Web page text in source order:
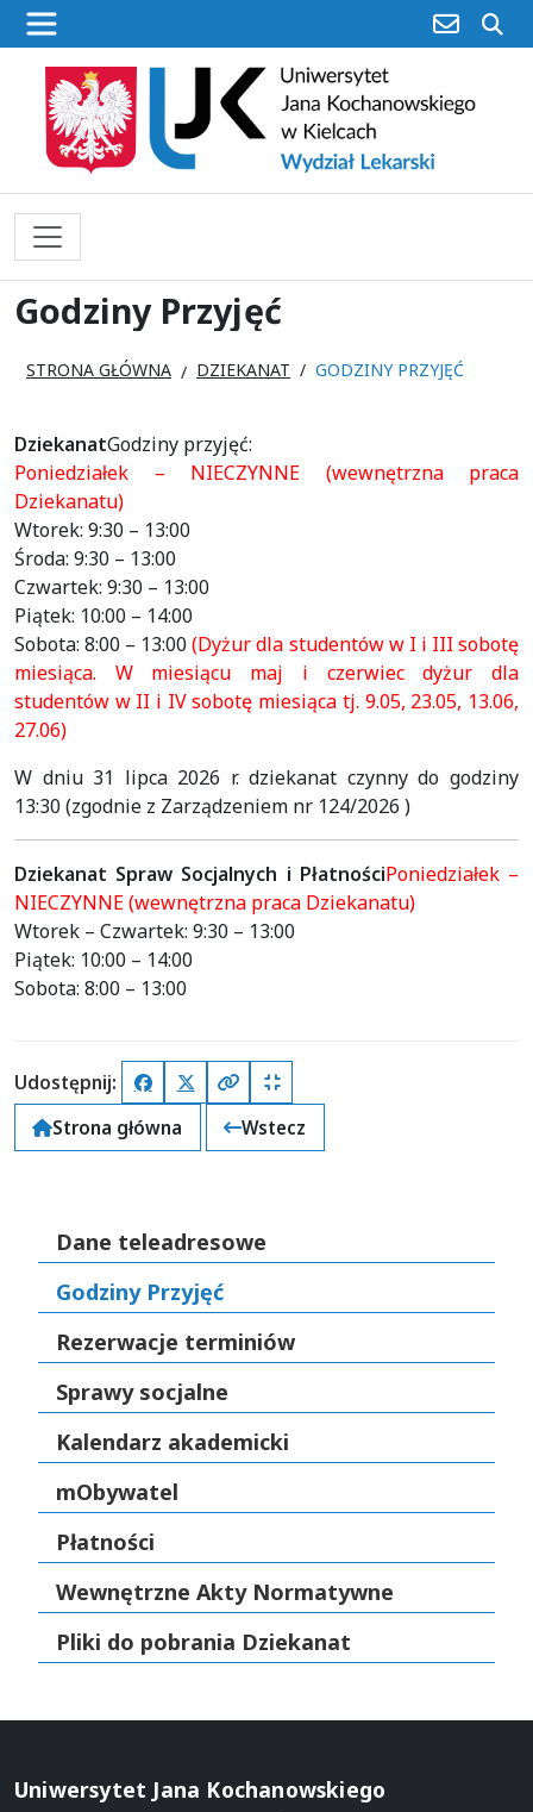
poczta
Godziny Przyjęć
STRONA GŁÓWNA DZIEKANAT GODZINY PRZYJĘĆ
DziekanatGodziny przyjęć:
Poniedziałek – NIECZYNNE (wewnętrzna praca
Dziekanatu)
Wtorek: 9:30 – 13:00
Środa: 9:30 – 13:00
Czwartek: 9:30 – 13:00
Piątek: 10:00 – 14:00
Sobota: 8:00 – 13:00(Dyżur dla studentów w I i III sobotę
miesiąca. W miesiącu maj i czerwiec dyżur dla
studentów w II i IV sobotę miesiąca tj. 9.05, 23.05, 13.06,
27.06)
W dniu 31 lipca 2026 r. dziekanat czynny do godziny
13:30 (zgodnie z Zarządzeniem nr 124/2026 )
Dziekanat Spraw Socjalnych i PłatnościPoniedziałek –
NIECZYNNE (wewnętrzna praca Dziekanatu)
Wtorek – Czwartek: 9:30 – 13:00
Piątek: 10:00 – 14:00
Sobota: 8:00 – 13:00
Udostępnij: FacebookX (Twitter)
Kopiuj pełny link
Kopiuj krótki link
Strona główna
Wstecz
Dane teleadresowe
Godziny Przyjęć
Rezerwacje terminiów
Sprawy socjalne
Kalendarz akademicki
mObywatel
Płatności
Wewnętrzne Akty Normatywne
Pliki do pobrania Dziekanat
Uniwersytet Jana Kochanowskiego